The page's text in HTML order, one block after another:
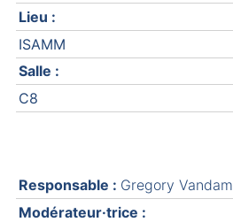
Lieu :
ISAMM
Salle :
C8
Responsable : Gregory
Modérateur·trice :